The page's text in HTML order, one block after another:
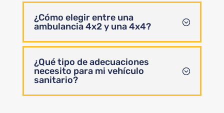
¿Cómo elegir entre una
ambulancia 4x2 y una 4x4?
¿Qué tipo de adecuaciones
necesito para mi vehículo
sanitario?